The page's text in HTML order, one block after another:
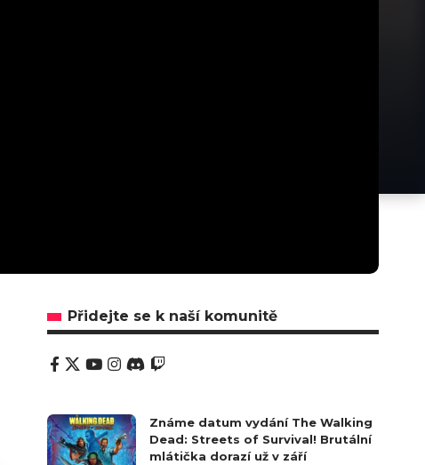
Přidejte se k naší komunitě
Známe datum vydání The Walking
Dead: Streets of Survival! Brutální
mlátička dorazí už v září